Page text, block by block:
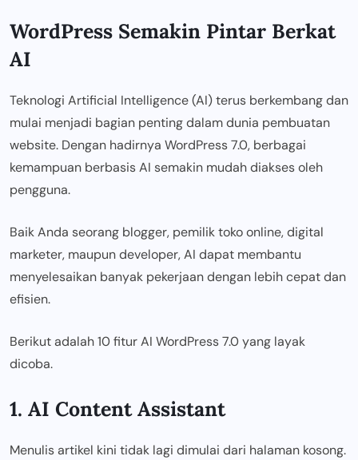
WordPress Semakin Pintar Berkat
AI
Teknologi Artificial Intelligence (AI) terus berkembang dan
mulai menjadi bagian penting dalam dunia pembuatan
website. Dengan hadirnya WordPress 7.0, berbagai
kemampuan berbasis AI semakin mudah diakses oleh
pengguna.
Baik Anda seorang blogger, pemilik toko online, digital
marketer, maupun developer, AI dapat membantu
menyelesaikan banyak pekerjaan dengan lebih cepat dan
efisien.
Berikut adalah 10 fitur AI WordPress 7.0 yang layak
dicoba.
1. AI Content Assistant
Menulis artikel kini tidak lagi dimulai dari halaman kosong.